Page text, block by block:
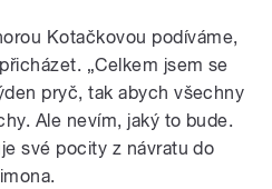
Kotačkovou podíváme,
„Celkem jsem se
pryč, tak abych všechny
Ale nevím, jaký to bude.
své pocity z návratu do